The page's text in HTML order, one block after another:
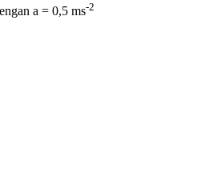
a = 0,5 ms-2